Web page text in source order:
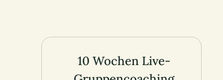
10 Wochen Live-